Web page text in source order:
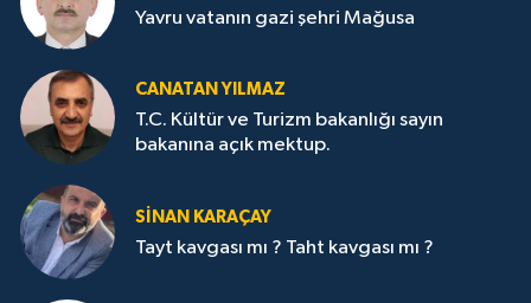
Yavru vatanın gazi şehri Mağusa
CANATAN YILMAZ
T.C. Kültür ve Turizm bakanlığı sayın
bakanına açık mektup.
SİNAN KARAÇAY
Tayt kavgası mı ? Taht kavgası mı ?